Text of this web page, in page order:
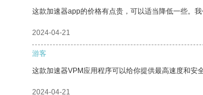
这款加速器app的价格有点贵，可以适当降低一些。
2024-04-21
游客
这款加速器VPM应用程序可以给你提供最高速度和安
2024-04-21